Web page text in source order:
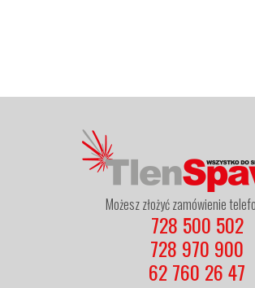
Możesz złożyć zamówienie
728 500 502
728 970 900
62 760 26 47